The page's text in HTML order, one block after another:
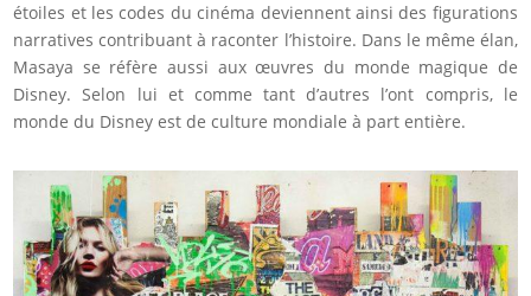
étoiles et les codes du cinéma deviennent ainsi des figurations
narratives contribuant à raconter l’histoire. Dans le même élan,
Masaya se réfère aussi aux œuvres du monde magique de
Disney. Selon lui et comme tant d’autres l’ont compris, le
monde du Disney est de culture mondiale à part entière.